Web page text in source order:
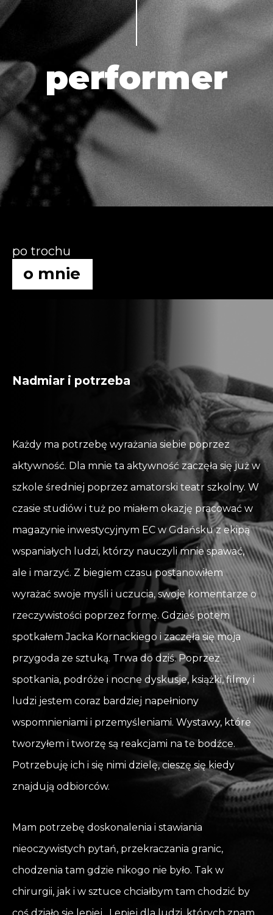
performer
po trochu
o mnie
Nadmiar i potrzeba
Każdy ma potrzebę wyrażania siebie poprzez
aktywność. Dla mnie ta aktywność zaczęła się już w
szkole średniej poprzez amatorski teatr szkolny. W
czasie studiów i tuż po miałem okazję pracować w
magazynie inwestycyjnym EC w Gdańsku z ekipą
wspaniałych ludzi, którzy nauczyli mnie spawać,
ale i marzyć. Z biegiem czasu postanowiłem
wyrażać swoje myśli i uczucia, swoje komentarze o
rzeczywistości poprzez formę. Gdzieś potem
spotkałem Jacka Kornackiego i zaczęła się moja
przygoda ze sztuką. Trwa do dziś. Poprzez
spotkania, podróże i nocne dyskusje, książki, filmy i
ludzi jestem coraz bardziej napełniony
wspomnieniami i przemyśleniami. Wystawy, które
tworzyłem i tworzę są reakcjami na te bodźce.
Potrzebuję ich i się nimi dzielę, cieszę się kiedy
znajdują odbiorców.
Mam potrzebę doskonalenia i stawiania
nieoczywistych pytań, przekraczania granic,
chodzenia tam gdzie nikogo nie było. Tak w
chirurgii, jak i w sztuce chciałbym tam chodzić by
coś działo się lepiej. Lepiej dla ludzi, których znam